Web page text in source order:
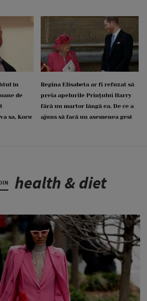
în
de
sa, Koru
Regina Elisabeta ar fi refuzat să
preia apelurile Prințului Harry
fără un martor lângă ea. De ce a
ajuns să facă un asemenea gest
health & diet